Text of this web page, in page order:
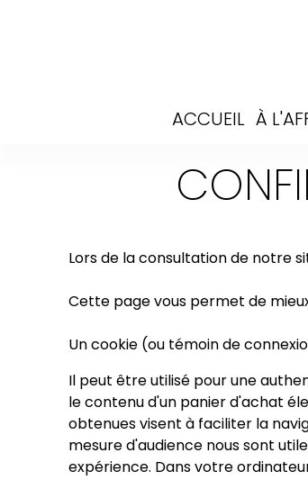
ACCUEIL À
Lors de la consultation de notre
Cette page vous permet de
Un cookie (ou témoin de
Il peut être utilisé pour une
le contenu d'un panier d'achat
obtenues visent à faciliter la
mesure d'audience nous sont
expérience. Dans votre